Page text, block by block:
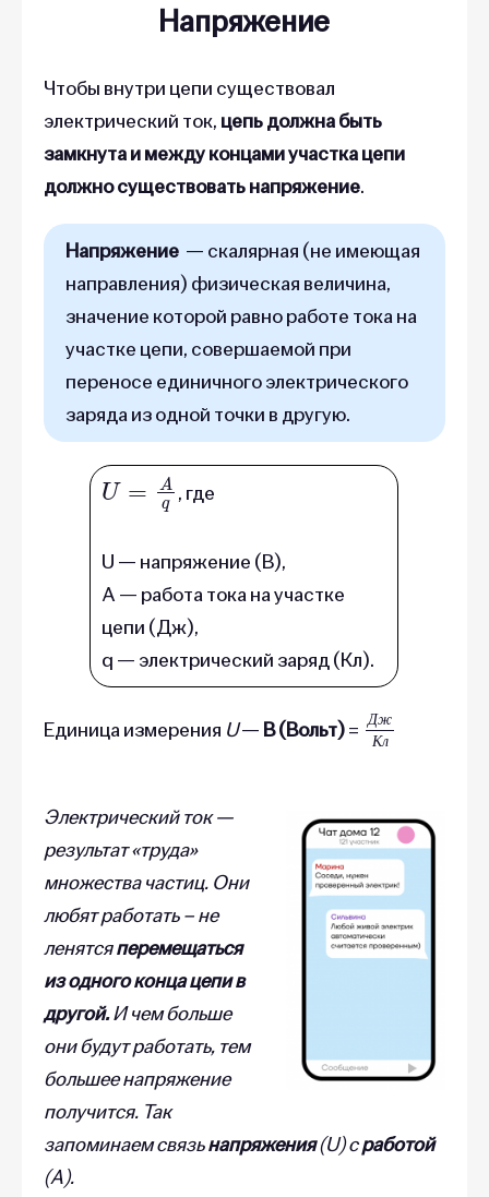
Напряжение
Чтобы внутри цепи существовал
электрический ток, цепь должна быть
замкнута и между концами участка цепи
должно существовать напряжение.
Напряжение — скалярная (не имеющая
направления) физическая величина,
значение которой равно работе тока на
участке цепи, совершаемой при
переносе единичного электрического
заряда из одной точки в другую.
U=
, где
U — напряжение (В),
A — работа тока на участке
цепи (Дж),
q — электрический заряд (Кл).
Единица измерения U— В (Вольт)= Дж
Дж
Электрический ток —
результат «труда»
множества частиц. Они
любят работать – не
ленятсяперемещаться
из одного конца цепи в
другой.И чем больше
они будут работать, тем
большее напряжение
получится. Так
запоминаем связьнапряжения(U) сработой
(A).